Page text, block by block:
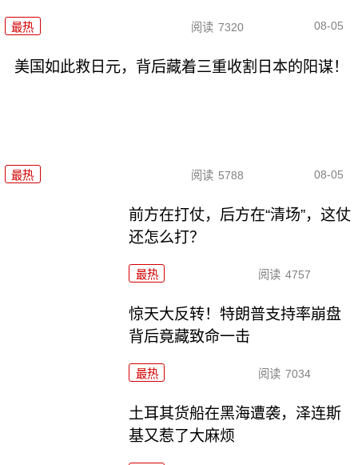
最热 阅读 7320 08-05
美国如此救日元，背后藏着三重收割日本的阳谋！
最热 阅读 5788 08-05
前方在打仗，后方在“清场”，这仗
还怎么打？
最热 阅读 4757
惊天大反转！特朗普支持率崩盘
背后竟藏致命一击
最热 阅读 7034
土耳其货船在黑海遭袭，泽连斯
基又惹了大麻烦